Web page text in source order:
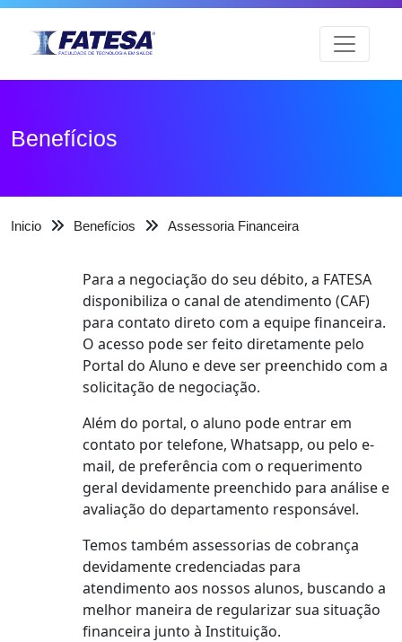
Benefícios
Inicio Benefícios Assessoria Financeira
Para a negociação do seu débito, a FATESA
disponibiliza o canal de atendimento (CAF)
para contato direto com a equipe financeira.
O acesso pode ser feito diretamente pelo
Portal do Aluno e deve ser preenchido com a
solicitação de negociação.
Além do portal, o aluno pode entrar em
contato por telefone, Whatsapp, ou pelo e-
mail, de preferência com o requerimento
geral devidamente preenchido para análise e
avaliação do departamento responsável.
Temos também assessorias de cobrança
devidamente credenciadas para
atendimento aos nossos alunos, buscando a
melhor maneira de regularizar sua situação
financeira junto à Instituição.